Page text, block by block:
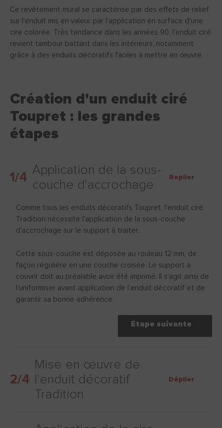
Ce revêtement mural se caractérise par des effets de relief
sur l'enduit mis en valeur par l'application en surface d'une
cire colorée. Très tendance dans les années 90, l'enduit ciré
revient tambour battant dans les intérieurs, notamment
grâce à des enduits décoratifs faciles à mettre en œuvre.
Création d'un enduit ciré
Toupret : les grandes
étapes
1/4
Application de la sous-
couche d'accrochage
Replier
Comme tous les enduits décoratifs Toupret, l'enduit ciré
Tradition nécessite l'application de la sous-couche
d'accrochage sur le support à traiter.
Cette sous-couche est déposée au rouleau 12 mm, de
façon régulière en une couche croisée. Le support à
couvrir doit au préalable avoir été imprimé. Il s'agit ainsi de
l’uniformiser avant application de l’enduit décoratif et de
garantir sa bonne adhérence.
Étape suivante
2/4
Mise en œuvre de
l'enduit décoratif
Tradition
Déplier